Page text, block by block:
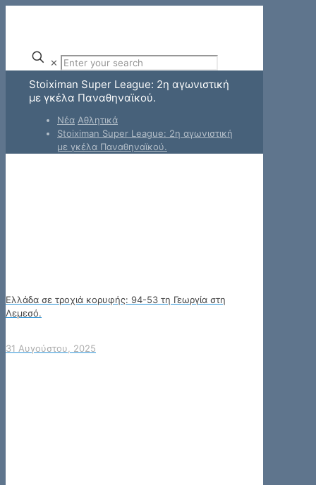
✕
Stoiximan Super League: 2η αγωνιστική
με γκέλα Παναθηναϊκού.
Νέα Αθλητικά
Stoiximan Super League: 2η αγωνιστική
με γκέλα Παναθηναϊκού.
Ελλάδα σε τροχιά κορυφής: 94-53 τη Γεωργία στη
Λεμεσό.
31 Αυγούστου, 2025